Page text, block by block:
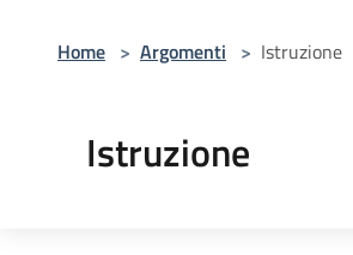
Home > Argomenti > Istruzione
Istruzione